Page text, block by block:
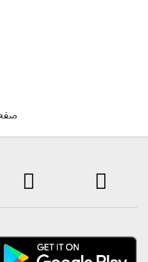
1 صفحه 1 از